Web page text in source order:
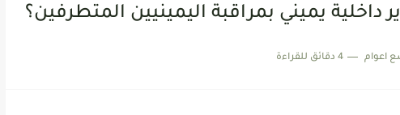
يميني بمراقبة اليمينيين المتطرفين؟
اعوام 4 دقائق للقراءة